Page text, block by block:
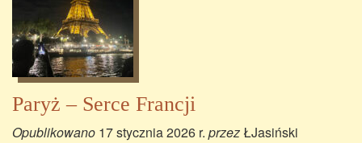
Paryż – Serce Francji
Opublikowano 17 stycznia 2026 r. przez ŁJasiński